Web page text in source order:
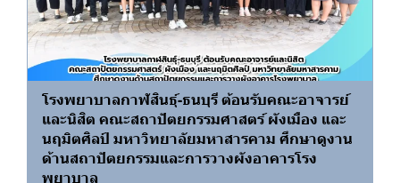
โรงพยาบาลกาฬสินธุ์-ธนบุรี ต้อนรับคณะอาจารย์
และนิสิต คณะสถาปัตยกรรมศาสตร์ ผังเมือง และ
นฤมิตศิลป์ มหาวิทยาลัยมหาสารคาม ศึกษาดูงาน
ด้านสถาปัตยกรรมและการวางผังอาคารโรง
พยาบาล